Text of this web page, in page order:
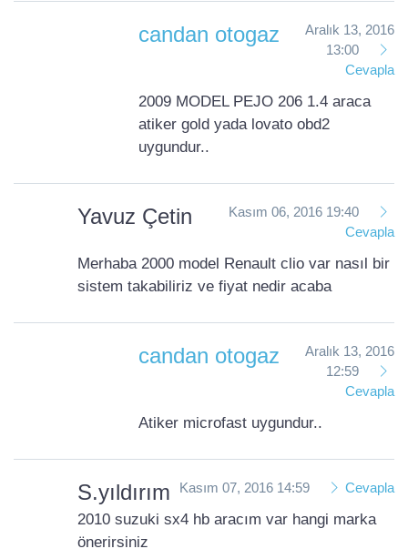
candan otogaz
Aralık 13, 2016
13:00
Cevapla
2009 MODEL PEJO 206 1.4 araca
atiker gold yada lovato obd2
uygundur..
Yavuz Çetin
Kasım 06, 2016 19:40
Cevapla
Merhaba 2000 model Renault clio var nasıl bir
sistem takabiliriz ve fiyat nedir acaba
candan otogaz
Aralık 13, 2016
12:59
Cevapla
Atiker microfast uygundur..
S.yıldırım Kasım 07, 2016 14:59 Cevapla
2010 suzuki sx4 hb aracım var hangi marka
önerirsiniz